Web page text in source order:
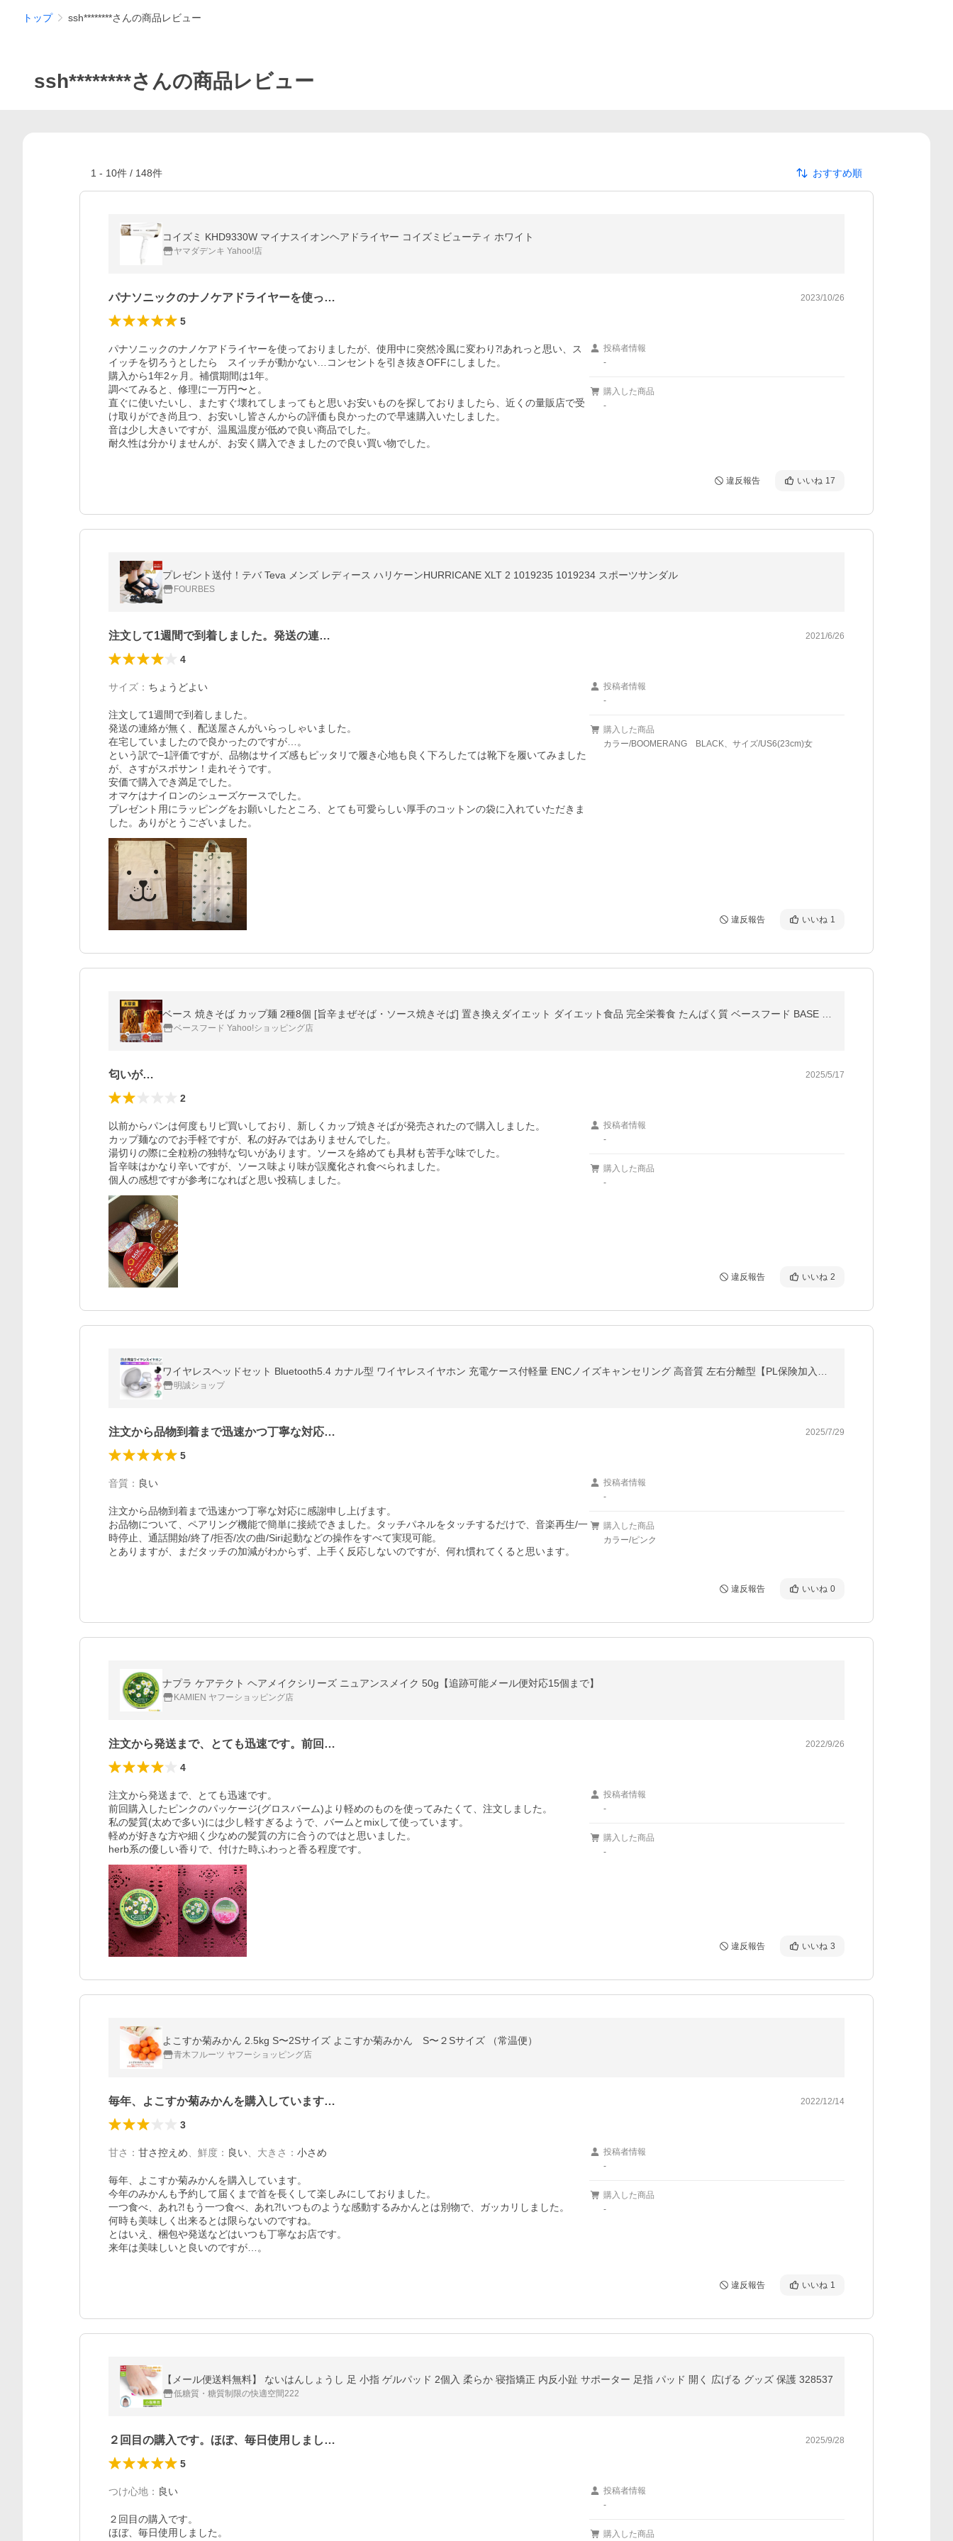
トップ ssh********さんの商品レビュー
ssh********さんの商品レビュー
1 - 10件 / 148件 おすすめ順
コイズミ KHD9330W マイナスイオンヘアドライヤー コイズミビューティ ホワイト
ヤマダデンキ Yahoo!店
パナソニックのナノケアドライヤーを使っ… 2023/10/26
5
パナソニックのナノケアドライヤーを使っておりましたが、使用中に突然冷風に変わり⁈あれっと思い、ス
イッチを切ろうとしたら　スイッチが動かない…コンセントを引き抜きOFFにしました。
購入から1年2ヶ月。補償期間は1年。
調べてみると、修理に一万円〜と。
直ぐに使いたいし、またすぐ壊れてしまってもと思いお安いものを探しておりましたら、近くの量販店で受
け取りができ尚且つ、お安いし皆さんからの評価も良かったので早速購入いたしました。
音は少し大きいですが、温風温度が低めで良い商品でした。
耐久性は分かりませんが、お安く購入できましたので良い買い物でした。
投稿者情報
-
購入した商品
-
違反報告 いいね 17
プレゼント送付！テバ Teva メンズ レディース ハリケーンHURRICANE XLT 2 1019235 1019234 スポーツサンダル
FOURBES
注文して1週間で到着しました。発送の連… 2021/6/26
4
サイズ ： ちょうどよい
注文して1週間で到着しました。
発送の連絡が無く、配送屋さんがいらっしゃいました。
在宅していましたので良かったのですが…。
という訳で−1評価ですが、品物はサイズ感もピッタリで履き心地も良く下ろしたては靴下を履いてみました
が、さすがスポサン！走れそうです。
安価で購入でき満足でした。
オマケはナイロンのシューズケースでした。
プレゼント用にラッピングをお願いしたところ、とても可愛らしい厚手のコットンの袋に入れていただきま
した。ありがとうございました。
投稿者情報
-
購入した商品
カラー/BOOMERANG BLACK、サイズ/US6(23cm)女
違反報告 いいね 1
ベースフード Yahoo!ショッピング店
匂いが… 2025/5/17
2
以前からパンは何度もリピ買いしており、新しくカップ焼きそばが発売されたので購入しました。
カップ麺なのでお手軽ですが、私の好みではありませんでした。
湯切りの際に全粒粉の独特な匂いがあります。ソースを絡めても具材も苦手な味でした。
旨辛味はかなり辛いですが、ソース味より味が誤魔化され食べられました。
個人の感想ですが参考になればと思い投稿しました。
投稿者情報
-
購入した商品
-
違反報告 いいね 2
明誠ショップ
注文から品物到着まで迅速かつ丁寧な対応… 2025/7/29
5
音質 ： 良い
注文から品物到着まで迅速かつ丁寧な対応に感謝申し上げます。
お品物について、ペアリング機能で簡単に接続できました。タッチパネルをタッチするだけで、音楽再生/一
時停止、通話開始/終了/拒否/次の曲/Siri起動などの操作をすべて実現可能。
投稿者情報
-
購入した商品
カラー/ピンク
違反報告 いいね 0
ナプラ ケアテクト ヘアメイクシリーズ ニュアンスメイク 50g【追跡可能メール便対応15個まで】
KAMIEN ヤフーショッピング店
注文から発送まで、とても迅速です。前回… 2022/9/26
4
注文から発送まで、とても迅速です。
前回購入したピンクのパッケージ(グロスバーム)より軽めのものを使ってみたくて、注文しました。
私の髪質(太めで多い)には少し軽すぎるようで、バームとmixして使っています。
軽めが好きな方や細く少なめの髪質の方に合うのではと思いました。
投稿者情報
-
購入した商品
-
違反報告 いいね 3
よこすか菊みかん 2.5kg S〜2Sサイズ よこすか菊みかん S〜２Sサイズ （常温便）
青木フルーツ ヤフーショッピング店
毎年、よこすか菊みかんを購入しています… 2022/12/14
3
甘さ ： 甘さ控えめ 鮮度 ： 良い 大きさ ： 小さめ
毎年、よこすか菊みかんを購入しています。
今年のみかんも予約して届くまで首を長くして楽しみにしておりました。
一つ食べ、あれ⁈もう一つ食べ、あれ⁈いつものような感動するみかんとは別物で、ガッカリしました。
何時も美味しく出来るとは限らないのですね。
とはいえ、梱包や発送などはいつも丁寧なお店です。
来年は美味しいと良いのですが…。
投稿者情報
-
購入した商品
-
違反報告 いいね 1
【メール便送料無料】 ないはんしょうし 足 小指 ゲルパッド 2個入 柔らか 寝指矯正 内反小趾 サポーター 足指 パッド 開く 広げる グッズ 保護 328537
低糖質・糖質制限の快適空間222
２回目の購入です。ほぼ、毎日使用しまし… 2025/9/28
5
つけ心地 ： 良い
２回目の購入です。
ほぼ、毎日使用しました。
投稿者情報
-
購入した商品